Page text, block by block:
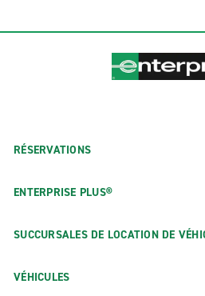
RÉSERVATIONS
ENTERPRISE PLUS®
SUCCURSALES DE LOCATION DE
VÉHICULES